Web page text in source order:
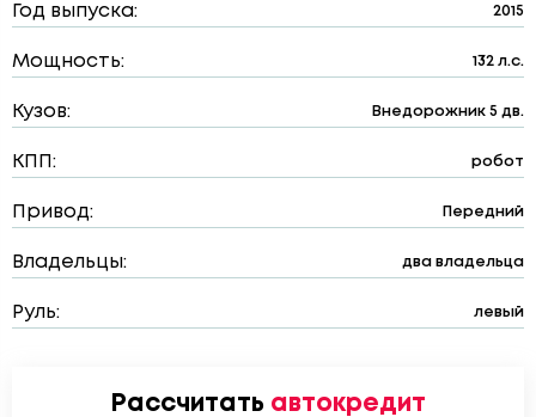
Год выпуска: 2015
Мощность: 132 л.с.
Кузов: Внедорожник 5 дв.
КПП: робот
Привод: Передний
Владельцы: два владельца
Руль: левый
Рассчитать автокредит